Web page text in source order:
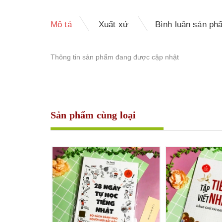
Mô tả Xuất xứ Bình luận sản
Thông tin sản phẩm đang được cập nhật
Sản phẩm cùng loại